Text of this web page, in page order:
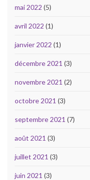
mai 2022 (5)
avril 2022 (1)
janvier 2022 (1)
décembre 2021 (3)
novembre 2021 (2)
octobre 2021 (3)
septembre 2021 (7)
août 2021 (3)
juillet 2021 (3)
juin 2021 (3)